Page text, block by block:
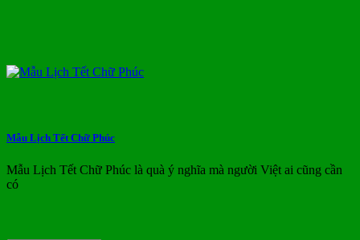
Mẫu Lịch Tết Chữ Phúc
Mẫu Lịch Tết Chữ Phúc là quà ý nghĩa mà người Việt ai cũng cần
có